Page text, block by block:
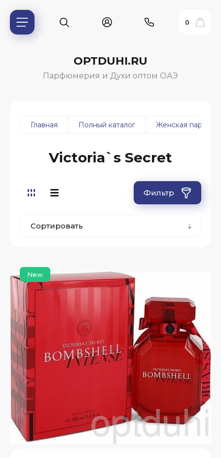
0
OPTDUHI.RU
Парфюмерия и Духи оптом ОАЭ
Главная Полный каталог Женская
Victoria`s Secret
Фильтр
Сортировать
New